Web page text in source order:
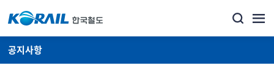
공지사항